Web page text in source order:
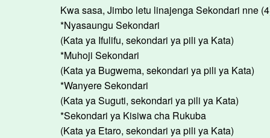
Kwa sasa, Jimbo letu linajenga Sekondari nne
*Nyasaungu Sekondari
(Kata ya Ifulifu, sekondari ya pili ya Kata)
*Muhoji Sekondari
(Kata ya Bugwema, sekondari ya pili ya Kata)
*Wanyere Sekondari
(Kata ya Suguti, sekondari ya pili ya Kata)
*Sekondari ya Kisiwa cha Rukuba
(Kata ya Etaro, sekondari ya pili ya Kata)